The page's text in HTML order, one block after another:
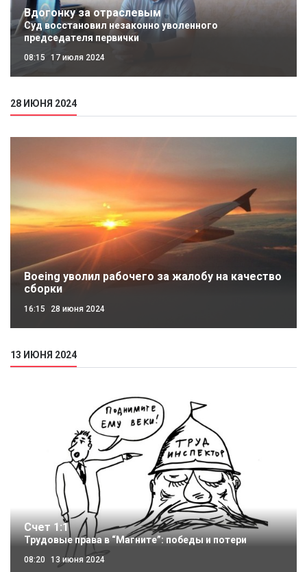
Вдогонку за отраслевым
Суд восстановил незаконно уволенного
председателя первички
08:15 17 июля 2024
28 ИЮНЯ 2024
Boeing уволил рабочего за жалобу на качество
сборки
16:15 28 июня 2024
13 ИЮНЯ 2024
Счет 1:1
Трудовые права в “Магните”: победы и потери
08:20 13 июня 2024